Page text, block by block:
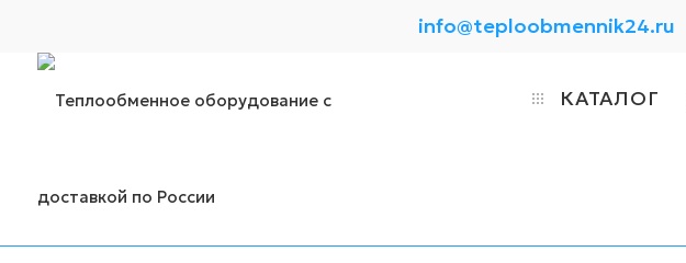
info@teploobmennik24.ru
КАТАЛОГ